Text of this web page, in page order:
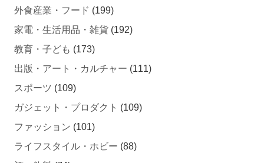
家電・生活用品・雑貨(192)
教育・子ども(173)
出版・アート・カルチャー
スポーツ (109)
ガジェット・プロダクト
ファッション (101)
ライフスタイル・ホビー
酒・飲料 (74)